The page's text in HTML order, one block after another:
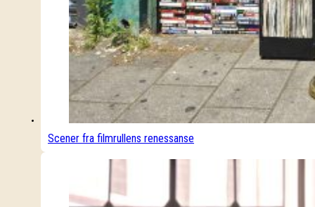
Scener fra filmrullens renessanse